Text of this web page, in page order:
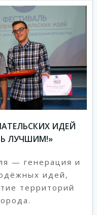
ИДЕЙ
ЛУЧШИМ!»
— генерация и
идей,
территорий